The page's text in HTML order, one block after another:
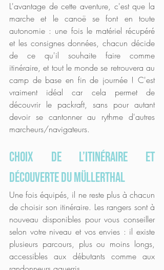
L'avantage de cette aventure, c'est que la
marche et le canoë se font en toute
autonomie : une fois le matériel récupéré
et les consignes données, chacun décide
de ce qu'il souhaite faire comme
itinéraire, et tout le monde se retrouvera au
camp de base en fin de journée ! C'est
vraiment idéal car cela permet de
découvrir le packraft, sans pour autant
devoir se cantonner au rythme d'autres
marcheurs/navigateurs.
Choix de l’itinéraire et
découverte du Müllerthal
Une fois équipés, il ne reste plus à chacun
de choisir son itinéraire. Les rangers sont à
nouveau disponibles pour vous conseiller
selon votre niveau et vos envies : il existe
plusieurs parcours, plus ou moins longs,
accessibles aux débutants comme aux